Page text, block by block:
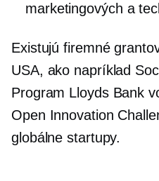
marketingových a
Existujú firemné
USA, ako napríklad
Program Lloyds Bank
Open Innovation
globálne startupy.